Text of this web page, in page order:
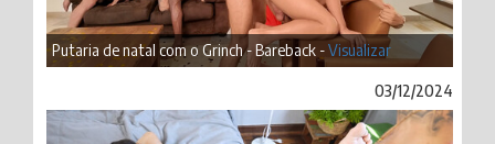
Putaria de natal com o Grinch - Bareback -Visualizar
03/12/2024